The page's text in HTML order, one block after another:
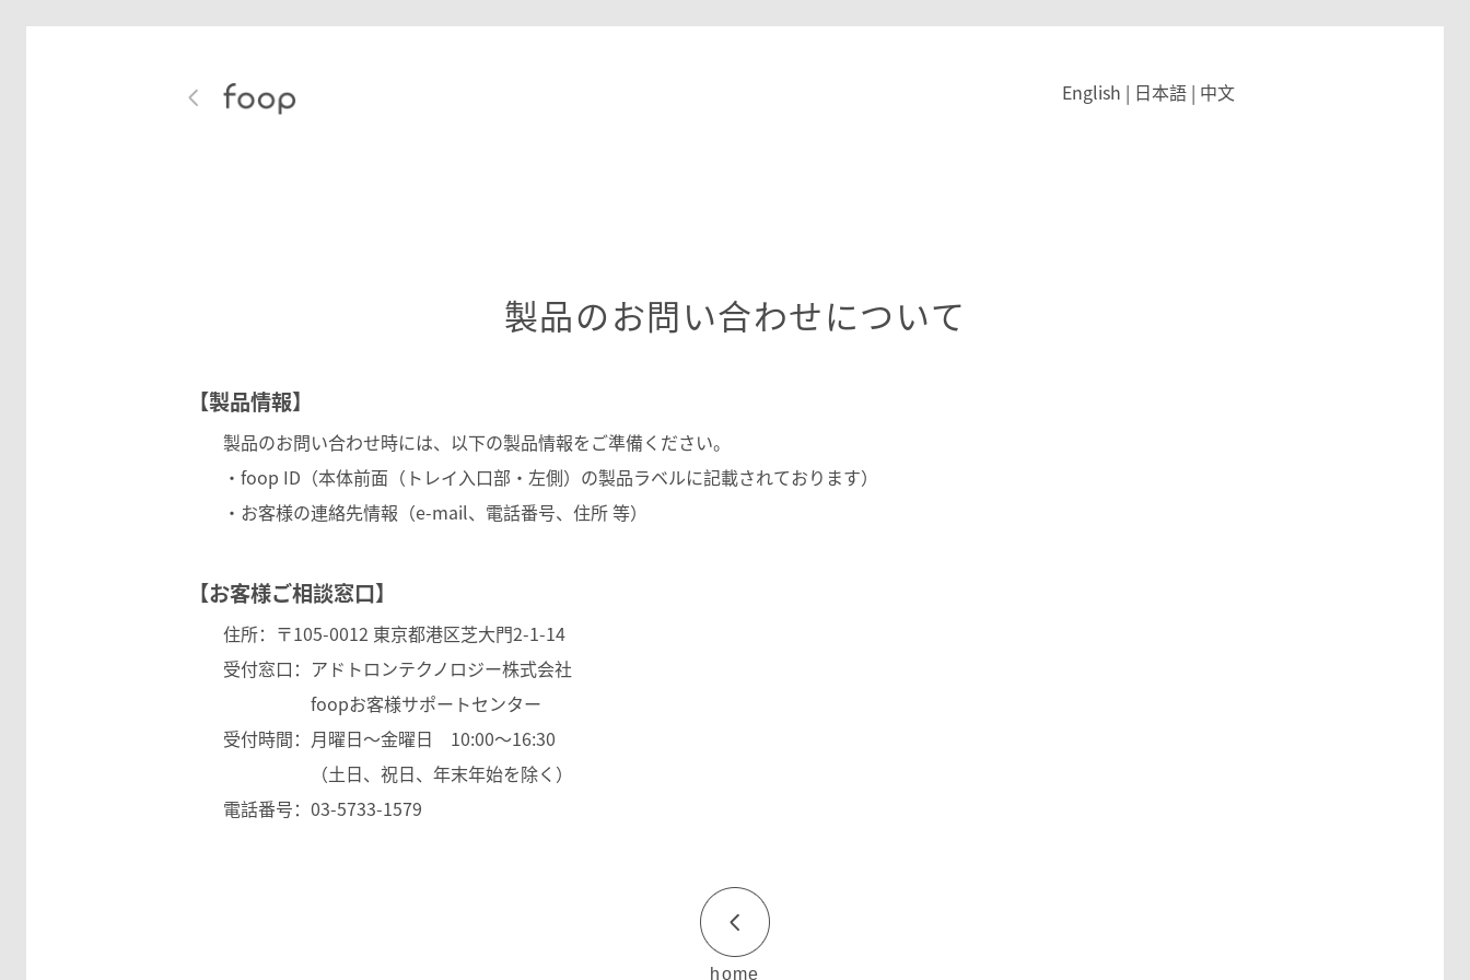
English | 日本語 | 中文
製品のお問い合わせについて
【製品情報】
製品のお問い合わせ時には、以下の製品情報をご準備ください。
・foop ID（本体前面（トレイ入口部・左側）の製品ラベルに記載されております）
・お客様の連絡先情報（e-mail、電話番号、住所 等）
【お客様ご相談窓口】
住所：〒105-0012 東京都港区芝大門2-1-14
受付窓口：アドトロンテクノロジー株式会社
foopお客様サポートセンター
受付時間：月曜日～金曜日 10:00～16:30
（土日、祝日、年末年始を除く）
電話番号：03-5733-1579
home